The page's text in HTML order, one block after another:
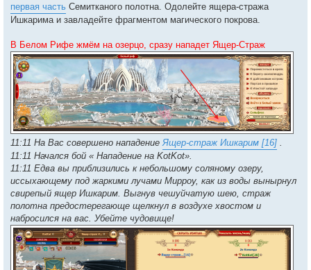
первая часть Семитканого полотна. Одолейте ящера-стража
Ишкарима и завладейте фрагментом магического покрова.
В Белом Рифе жмём на озерцо, сразу нападет Ящер-Страж
11:11 На Вас совершено нападение Ящер-страж Ишкарим [16]
11:11 Начался бой « Нападение на KotKot».
11:11 Едва вы приблизились к небольшому соляному озеру,
иссыхающему под жаркими лучами Мирроу, как из воды вынырнул
свирепый ящер Ишкарим. Выгнув чешуйчатую шею, страж
полотна предостерегающе щелкнул в воздухе хвостом и
набросился на вас. Убейте чудовище!